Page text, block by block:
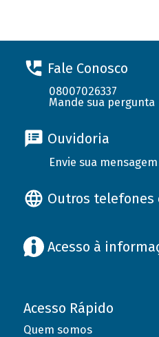
Fale Conosco
08007026337
Mande sua pergunta
Ouvidoria
Envie sua mensagem
Outros telefones
Acesso à
Acesso Rápido
Quem somos